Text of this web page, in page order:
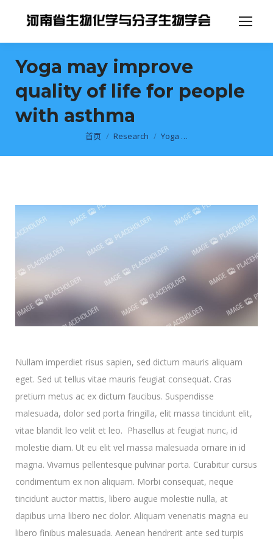
Yoga may improve
quality of life for people
with asthma
你在这里：
首页 Research Yoga …
Nullam imperdiet risus sapien, sed dictum mauris aliquam
eget. Sed ut tellus vitae mauris feugiat consequat. Cras
pretium metus ac ex dictum faucibus. Suspendisse
malesuada, dolor sed porta fringilla, elit massa tincidunt elit,
vitae blandit leo velit et leo. Phasellus at feugiat nunc, id
molestie diam. Ut eu elit vel massa malesuada ornare in id
magna. Vivamus pellentesque pulvinar porta. Curabitur cursus
condimentum ex non aliquam. Morbi consequat, neque
tincidunt auctor mattis, libero augue molestie nulla, at
dapibus urna libero nec dolor. Aliquam venenatis magna eu
libero finibus malesuada. Aenean hendrerit ante sed turpis